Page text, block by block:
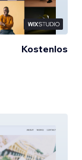
Kostenlos